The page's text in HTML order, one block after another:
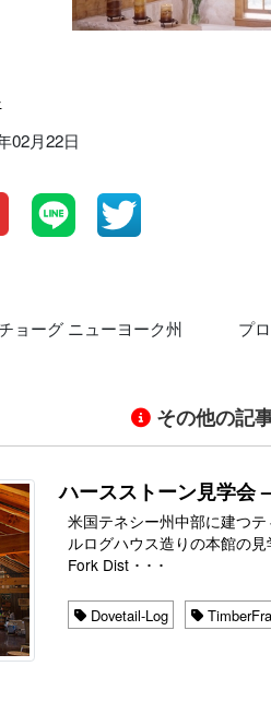
02月22日
ョーグ ニューヨーク州
プ
その他の記
ハースストーン見学会
米国テネシー州中部に建つ
ルログハウス造りの本館の
Fork Dist ･ ･ ･
Dovetail-Log